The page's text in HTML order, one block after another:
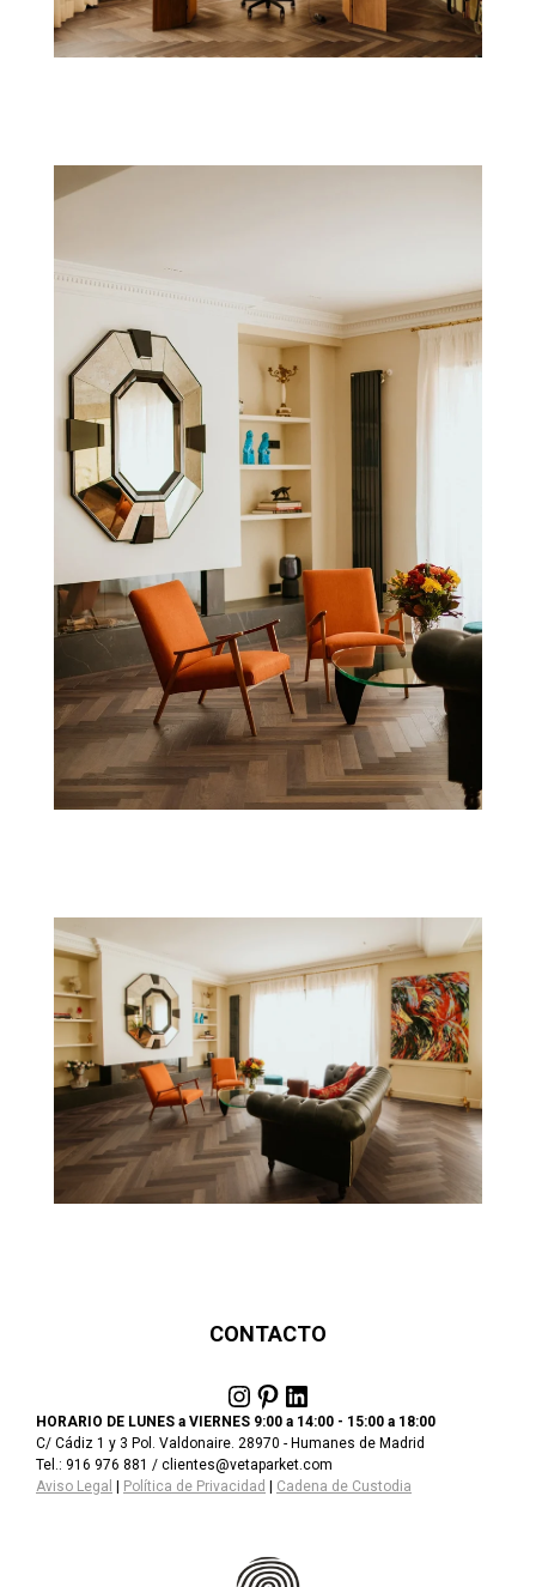
CONTACTO
Instagram Pinterest LinkedIn
HORARIO DE LUNES a VIERNES 9:00 a 14:00 - 15:00 a 18:00
C/ Cádiz 1 y 3 Pol. Valdonaire. 28970 - Humanes de Madrid
Tel.: 916 976 881 / clientes@vetaparket.com
Aviso Legal
Política de Privacidad Cadena de Custodia